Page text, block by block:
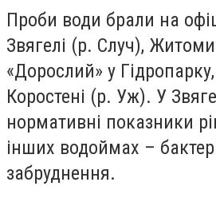
Проби води брали на
Звягелі (р. Случ),
«Дорослий» у Гідропарку,
Коростені (р. Уж). У
нормативні показники
інших водоймах –
забруднення.